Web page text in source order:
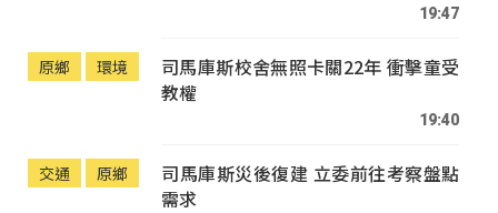
19:47
原鄉 環境
司馬庫斯校舍無照卡關22年 衝擊童受
教權
19:40
交通 原鄉
司馬庫斯災後復建 立委前往考察盤點
需求